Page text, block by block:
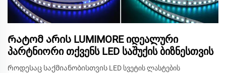
Რატომ არის LUMIMORE იდეალური
პარტნიორი თქვენს LED საშუქის ბიზნესთვის
Როდესაც საქმიანობისთვის LED სვეტის ლასტების